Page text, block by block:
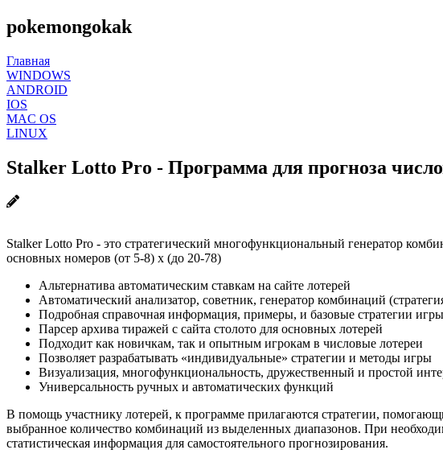
pokemongokak
Главная
WINDOWS
ANDROID
IOS
MAC OS
LINUX
Stalker Lotto Pro - Программа для прогноза
Stalker Lotto Pro - это стратегический многофункциональный генератор
основных номеров (от 5-8) х (до 20-78)
Альтернатива автоматическим ставкам на сайте лотерей
Автоматический анализатор, советник, генератор комбинаций
Подробная справочная информация, примеры, и базовые стратегии игры
Парсер архива тиражей с сайта столото для основных лотерей
Подходит как новичкам, так и опытным игрокам в числовые лотереи
Позволяет разрабатывать «индивидуальные» стратегии и методы игры
Визуализация, многофункциональность, дружественный и простой
Универсальность ручных и автоматических функций
В помощь участнику лотерей, к программе прилагаются стратегии,
выбранное количество комбинаций из выделенных диапазонов. При
статистическая информация для самостоятельного прогнозирования.